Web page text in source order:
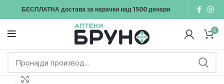
БЕСПЛАТНА доставаза нарачки над 1500денари
0